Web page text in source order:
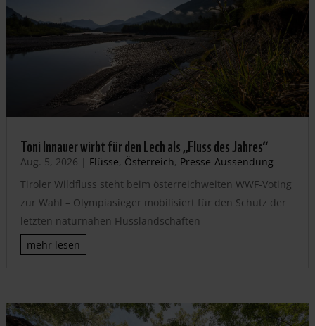
Toni Innauer wirbt für den Lech als „Fluss des Jahres“
Aug. 5, 2026 | Flüsse, Österreich, Presse-Aussendung
Tiroler Wildfluss steht beim österreichweiten WWF-Voting
zur Wahl – Olympiasieger mobilisiert für den Schutz der
letzten naturnahen Flusslandschaften
mehr lesen